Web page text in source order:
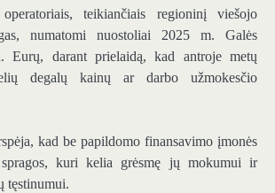
teikiančiais regioninį viešojo
numatomi nuostoliai 2025 m. Galės
Eurų, darant prielaidą, kad antroje metų
degalų kainų ar darbo užmokesčio
kad be papildomo finansavimo įmonės
spragos, kuri kelia grėsmę jų mokumui ir
tęstinumui.